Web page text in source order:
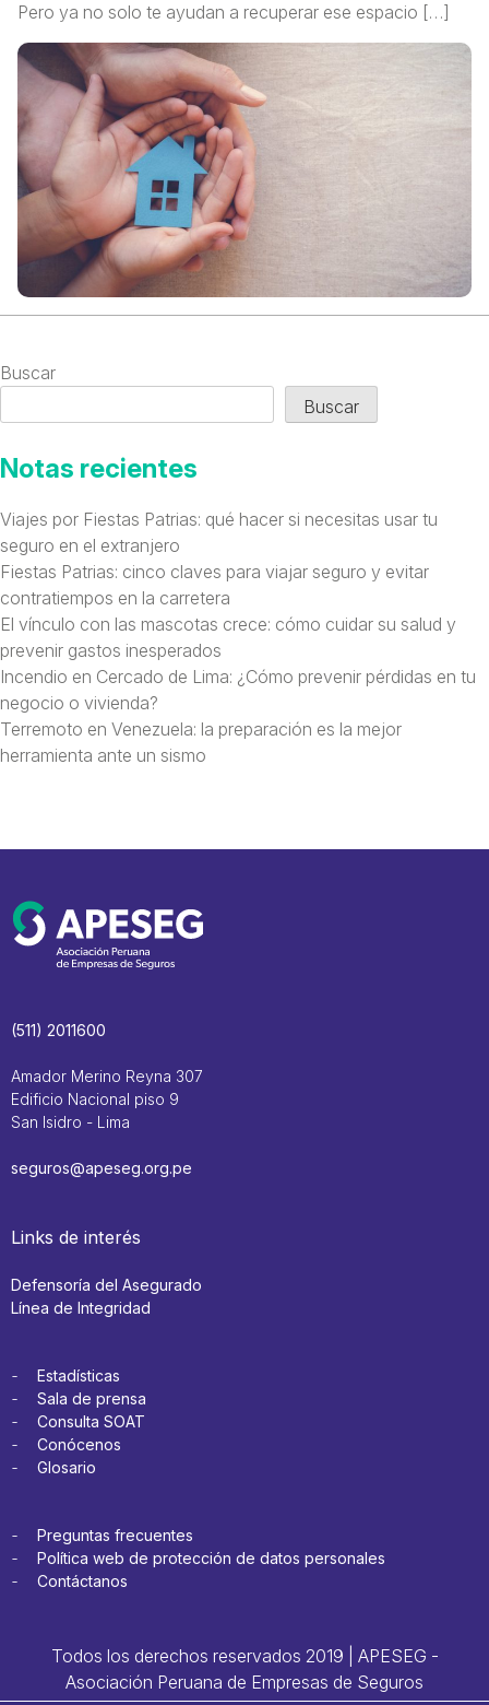
Pero ya no solo te ayudan a recuperar ese espacio […]
Buscar
Buscar
Notas recientes
Viajes por Fiestas Patrias: qué hacer si necesitas usar tu
seguro en el extranjero
Fiestas Patrias: cinco claves para viajar seguro y evitar
contratiempos en la carretera
El vínculo con las mascotas crece: cómo cuidar su salud y
prevenir gastos inesperados
Incendio en Cercado de Lima: ¿Cómo prevenir pérdidas en tu
negocio o vivienda?
Terremoto en Venezuela: la preparación es la mejor
herramienta ante un sismo
(511) 2011600
Amador Merino Reyna 307
Edificio Nacional piso 9
San Isidro - Lima
seguros@apeseg.org.pe
Links de interés
Defensoría del Asegurado
Línea de Integridad
Estadísticas
Sala de prensa
Consulta SOAT
Conócenos
Glosario
Preguntas frecuentes
Política web de protección de datos personales
Contáctanos
Todos los derechos reservados 2019 | APESEG -
Asociación Peruana de Empresas de Seguros